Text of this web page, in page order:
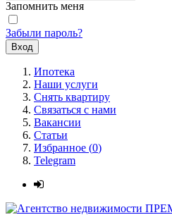
Запомнить меня
Забыли пароль?
Ипотека
Наши услуги
Снять квартиру
Связаться с нами
Вакансии
Статьи
Избранное (0)
Telegram